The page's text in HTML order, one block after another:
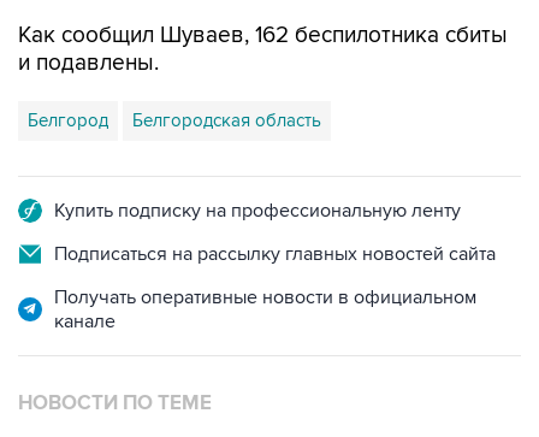
Как сообщил Шуваев, 162 беспилотника сбиты
и подавлены.
Белгород Белгородская область
Купить подписку на профессиональную ленту
Подписаться на рассылку главных новостей сайта
Получать оперативные новости в официальном
канале
НОВОСТИ ПО ТЕМЕ